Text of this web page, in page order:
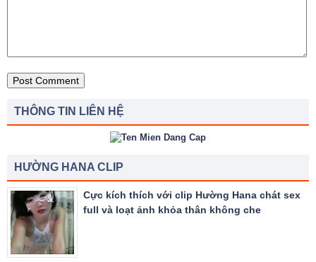
THÔNG TIN LIÊN HỆ
HƯỜNG HANA CLIP
Cực kích thích với clip Hường Hana chát sex
full và loạt ảnh khỏa thân không che